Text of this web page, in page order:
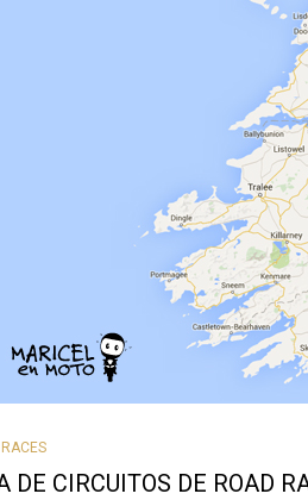
DE CIRCUITOS DE ROAD